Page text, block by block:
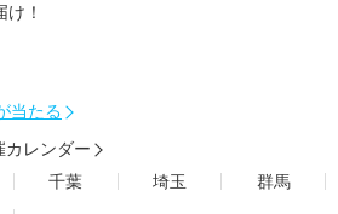
け！
当たる
カレンダー
千葉 埼玉
群馬